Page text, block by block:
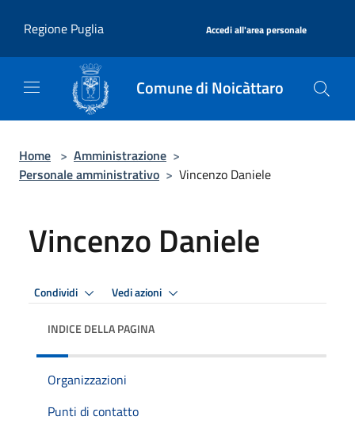
Regione Puglia
Accedi all'area personale
Comune di Noicàttaro
Home > Amministrazione >
Personale amministrativo > Vincenzo Daniele
Vincenzo Daniele
Condividi Vedi azioni
INDICE DELLA PAGINA
Organizzazioni
Punti di contatto